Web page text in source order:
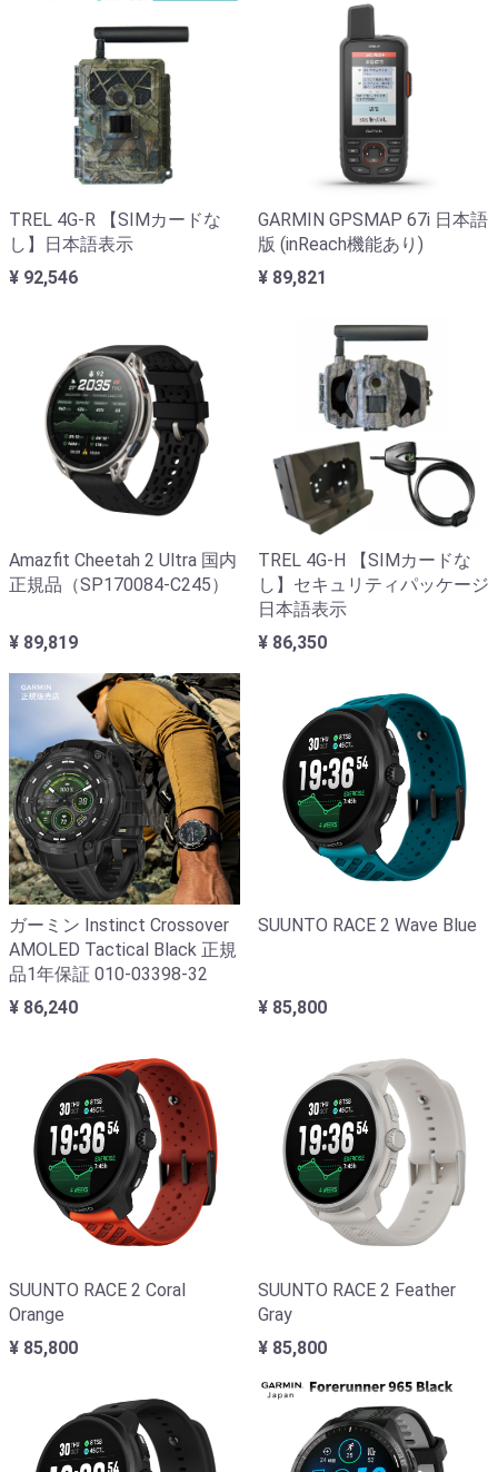
TREL 4G-R 【SIMカードな
し】日本語表示
¥ 92,546
GARMIN GPSMAP 67i 日本語
版 (inReach機能あり)
¥ 89,821
Amazfit Cheetah 2 Ultra 国内
正規品（SP170084-C245）
¥ 89,819
TREL 4G-H 【SIMカードな
し】セキュリティパッケージ
日本語表示
¥ 86,350
ガーミン Instinct Crossover
AMOLED Tactical Black 正規
品1年保証 010-03398-32
¥ 86,240
SUUNTO RACE 2 Wave Blue
¥ 85,800
SUUNTO RACE 2 Coral
Orange
¥ 85,800
SUUNTO RACE 2 Feather
Gray
¥ 85,800